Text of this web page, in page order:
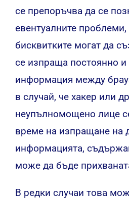
се препоръчва да се
евентуалните проблеми,
бисквитките могат да
се изпраща постоянно и
информация между
в случай, че хакер или
неупълномощено лице
време на изпращане на
информацията,
може да бъде
В редки случаи това